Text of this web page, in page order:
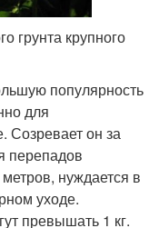
грунта крупного
популярность
для
Созревает он за
перепадов
нуждается в
уходе.
превышать 1 кг.